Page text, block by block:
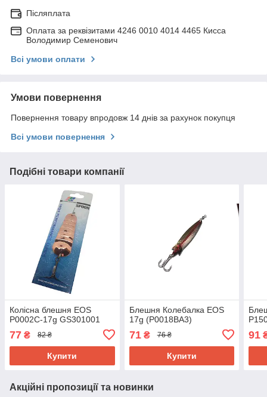
Післяплата
Оплата за реквізитами 4246 0010 4014 4465 Кисса
Володимир Семенович
Всі умови оплати
Умови повернення
Повернення товару впродовж 14 днів за рахунок покупця
Всі умови повернення
Подібні товари компанії
Колісна блешня EOS
P0002C-17g GS301001
77 ₴ 82 ₴
Купити
Блешня Колебалка EOS
17g (P0018BA3)
71₴ 76 ₴
Купити
91
Акційні пропозиції та новинки